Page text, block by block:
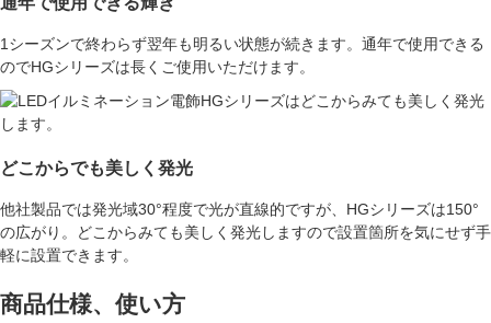
1シーズンで終わらず翌年も明るい状態が続きます。 通年で使用できる
のでHGシリーズは長くご使用いただけます。
どこからでも美しく発光
他社製品では発光域30°程度で光が直線的ですが、HGシリーズは150°
の広がり。どこからみても美しく発光しますので設置箇所を気にせず手
軽に設置できます。
商品仕様、使い方